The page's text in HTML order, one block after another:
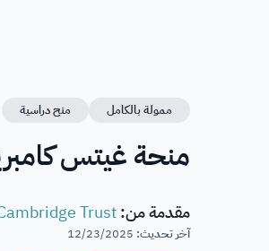
ممولة بالكامل منح دراسية
منحة غيتس كامبريدج في
مقدمة من:
Trust
آخر تحديث:
12/23/2025